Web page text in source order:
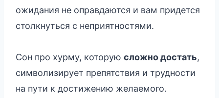
ожидания не оправдаются и вам придется
столкнуться с неприятностями.
Сон про хурму, которую сложно достать,
символизирует препятствия и трудности
на пути к достижению желаемого.